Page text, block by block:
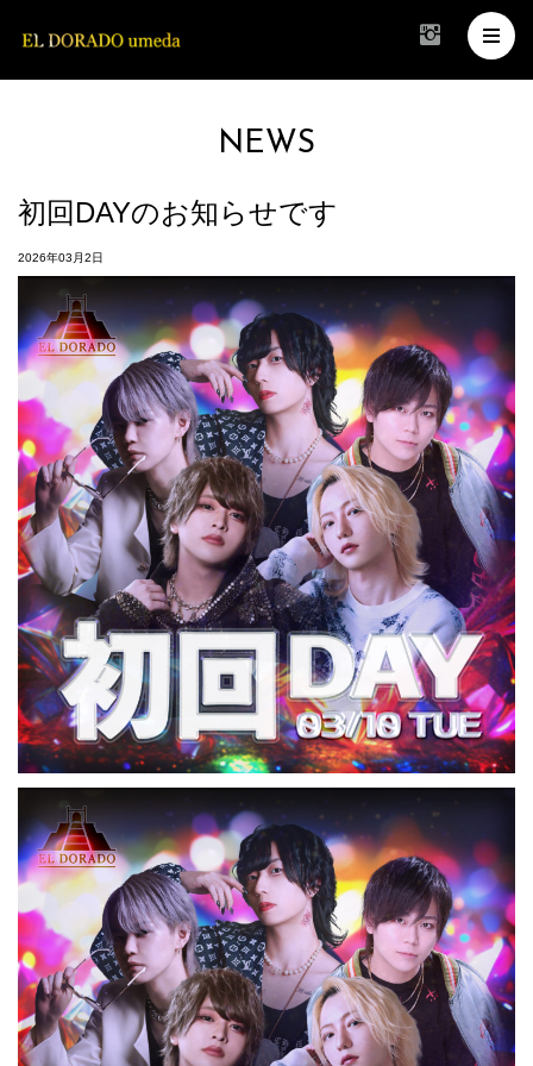
NEWS
初回DAYのお知らせです
2026年03月2日